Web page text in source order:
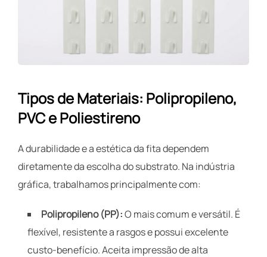
Tipos de Materiais: Polipropileno,
PVC e Poliestireno
A durabilidade e a estética da fita dependem
diretamente da escolha do substrato. Na indústria
gráfica, trabalhamos principalmente com:
Polipropileno (PP):O mais comum e versátil. É
flexível, resistente a rasgos e possui excelente
custo-benefício. Aceita impressão de alta